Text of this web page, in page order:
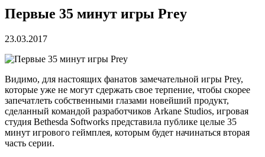
Первые 35 минут игры Prey
23.03.2017
Видимо, для настоящих фанатов замечательной игры Prey,
которые уже не могут сдержать свое терпение, чтобы скорее
запечатлеть собственными глазами новейший продукт,
сделанный командой разработчиков Arkane Studios, игровая
студия Bethesda Softworks представила публике целые 35
минут игрового геймплея, которым будет начинаться вторая
часть серии.